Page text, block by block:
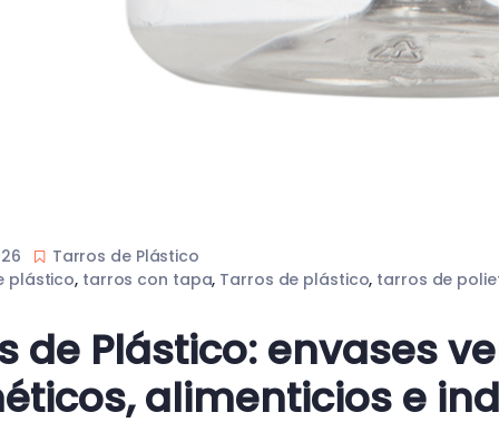
Tarros de Plástico
plástico, tarros con tapa, Tarros de plástico, tarros de
de Plástico: envases
alimenticios e